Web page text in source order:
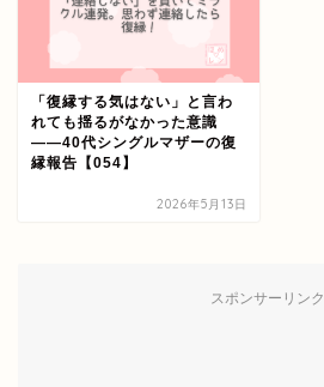
「復縁する気はない」と言わ
れても揺るがなかった意識
——40代シングルマザーの復
縁報告【054】
2026年5月13日
スポンサーリンク